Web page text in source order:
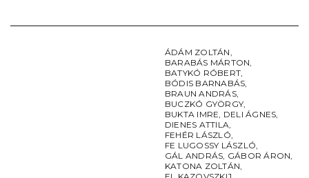
ÁDÁM ZOLTÁN,
BARABÁS MÁRTON,
BATYKÓ RÓBERT,
BÓDIS BARNABÁS,
BRAUN ANDRÁS,
BUCZKÓ GYÖRGY,
BUKTA IMRE, DELI ÁGNES,
DIENES ATTILA,
FEHÉR LÁSZLÓ,
FE LUGOSSY LÁSZLÓ,
GÁL ANDRÁS, GÁBOR ÁRON,
KATONA ZOLTÁN,